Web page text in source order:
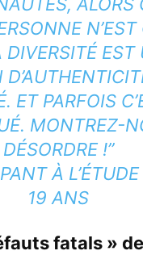
DIVERSITÉ EST
ET PARFOIS
MONTREZ-
DÉSORDRE !”
À
19 ANS
fatals »